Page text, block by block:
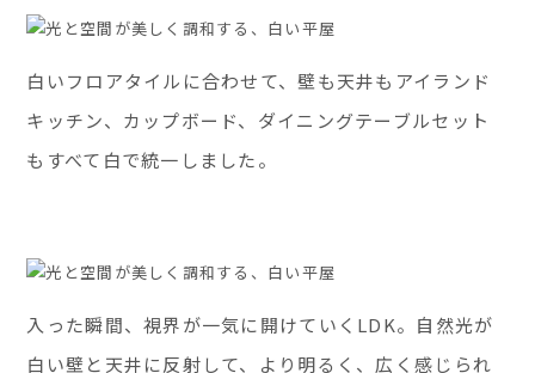
白いフロアタイルに合わせて、壁も天井もアイランド
キッチン、カップボード、ダイニングテーブルセット
もすべて白で統一しました。
入った瞬間、視界が一気に開けていくLDK。自然光が
白い壁と天井に反射して、より明るく、広く感じられ